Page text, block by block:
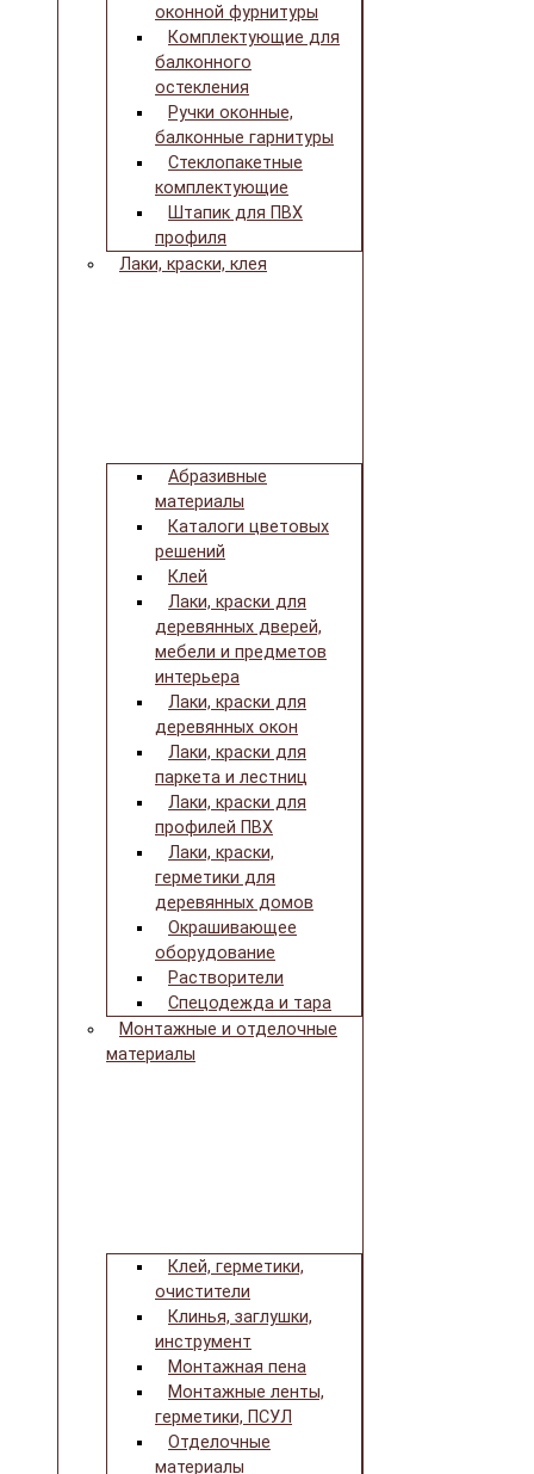
оконной фурнитуры
Комплектующие для
балконного
остекления
Ручки оконные,
балконные гарнитуры
Стеклопакетные
комплектующие
Штапик для ПВХ
профиля
Лаки, краски, клея
Абразивные
материалы
Каталоги цветовых
решений
Клей
Лаки, краски для
деревянных дверей,
мебели и предметов
интерьера
Лаки, краски для
деревянных окон
Лаки, краски для
паркета и лестниц
Лаки, краски для
профилей ПВХ
Лаки, краски,
герметики для
деревянных домов
Окрашивающее
оборудование
Растворители
Спецодежда и тара
Монтажные и отделочные
материалы
Клей, герметики,
очистители
Клинья, заглушки,
инструмент
Монтажная пена
Монтажные ленты,
герметики, ПСУЛ
Отделочные
материалы